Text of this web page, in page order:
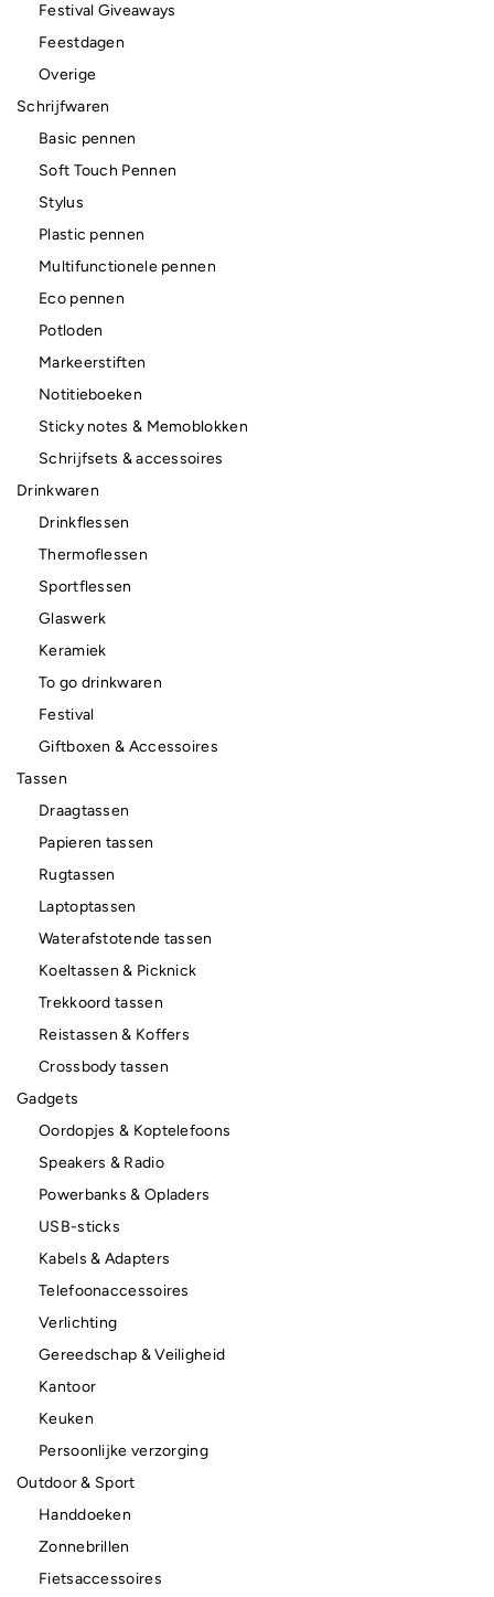
Festival Giveaways
Feestdagen
Overige
Schrijfwaren
Basic pennen
Soft Touch Pennen
Stylus
Plastic pennen
Multifunctionele pennen
Eco pennen
Potloden
Markeerstiften
Notitieboeken
Sticky notes & Memoblokken
Schrijfsets & accessoires
Drinkwaren
Drinkflessen
Thermoflessen
Sportflessen
Glaswerk
Keramiek
To go drinkwaren
Festival
Giftboxen & Accessoires
Tassen
Draagtassen
Papieren tassen
Rugtassen
Laptoptassen
Waterafstotende tassen
Koeltassen & Picknick
Trekkoord tassen
Reistassen & Koffers
Crossbody tassen
Gadgets
Oordopjes & Koptelefoons
Speakers & Radio
Powerbanks & Opladers
USB-sticks
Kabels & Adapters
Telefoonaccessoires
Verlichting
Gereedschap & Veiligheid
Kantoor
Keuken
Persoonlijke verzorging
Outdoor & Sport
Handdoeken
Zonnebrillen
Fietsaccessoires